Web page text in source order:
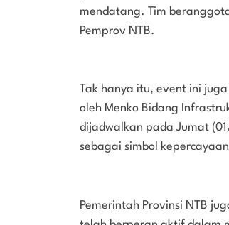
mendatang. Tim
Pemprov NTB.
Tak hanya itu, event ini
oleh Menko Bidang
dijadwalkan pada Jumat
sebagai simbol
Pemerintah Provinsi NTB